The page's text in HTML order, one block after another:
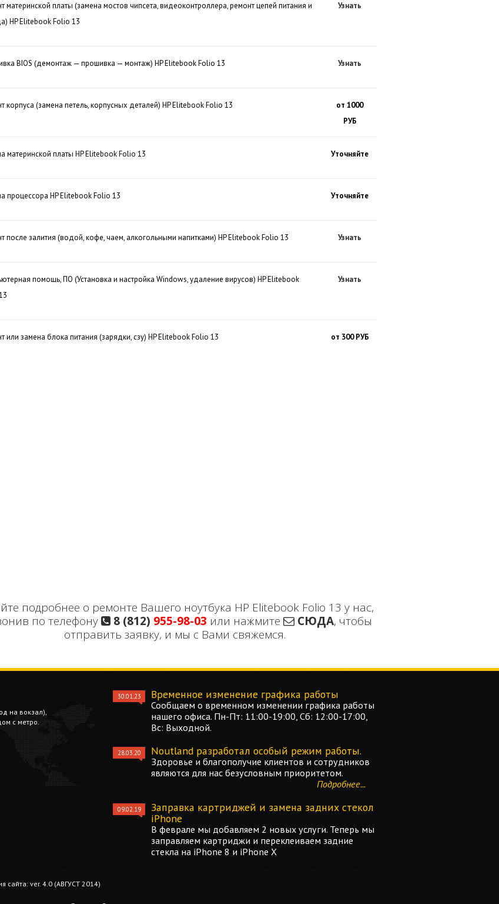
материнской платы (замена мостов чипсета, видеоконтроллера, ремонт цепей питания и
HP Elitebook Folio 13
Узнать
BIOS (демонтаж — прошивка — монтаж) HP Elitebook Folio 13 Узнать
корпуса (замена петель, корпусных деталей) HP Elitebook Folio 13
от 1000
РУБ
материнской платы HP Elitebook Folio 13 Уточняйте
процессора HP Elitebook Folio 13 Уточняйте
после залития (водой, кофе, чаем, алкогольными напитками) HP Elitebook Folio 13 Узнать
помощь, ПО (Установка и настройка Windows, удаление вирусов) HP Elitebook
Узнать
или замена блока питания (зарядки, сзу) HP Elitebook Folio 13 от 300 РУБ
подробнее о ремонте Вашего ноутбука HP Elitebook Folio 13 у нас,
по телефону
8 (812) 955-98-03 или нажмите СЮДА, чтобы
отправить заявку, и мы с Вами свяжемся.
на вокзал),
с метро.
30.01.23 Временное изменение графика работы
Сообщаем о временном изменении графика работы
нашего офиса. Пн-Пт: 11:00-19:00, Сб: 12:00-17:00,
Вс: Выходной.
28.03.20 Noutland разработал особый режим работы.
Здоровье и благополучие клиентов и сотрудников
являются для нас безусловным приоритетом.
Подробнее...
09.02.19
Заправка картриджей и замена задних стекол
iPhone
В феврале мы добавляем 2 новых услуги. Теперь мы
заправляем картриджи и переклеиваем задние
стекла на iPhone 8 и iPhone X
сайта: ver. 4.0 (АВГУСТ 2014)